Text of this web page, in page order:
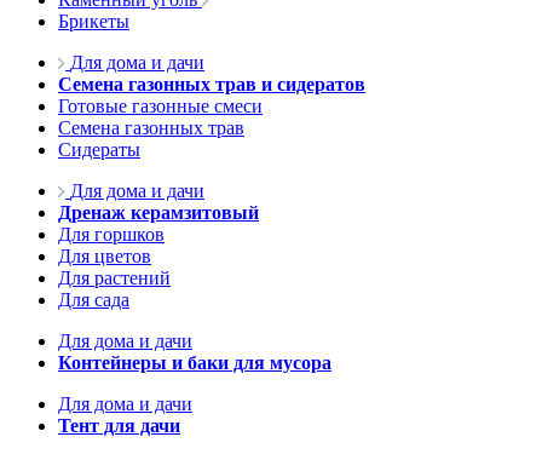
Брикеты
Для дома и дачи
Семена газонных трав и сидератов
Готовые газонные смеси
Семена газонных трав
Сидераты
Для дома и дачи
Дренаж керамзитовый
Для горшков
Для цветов
Для растений
Для сада
Для дома и дачи
Контейнеры и баки для мусора
Для дома и дачи
Тент для дачи